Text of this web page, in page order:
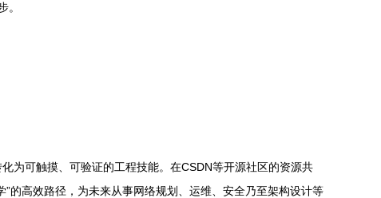
。
为可触摸、可验证的工程技能。在CSDN等开源社区的资源共
的高效路径，为未来从事网络规划、运维、安全乃至架构设计等